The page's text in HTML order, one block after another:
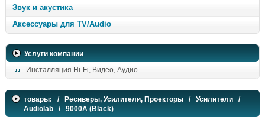
Звук и акустика
Аксессуары для TV/Audio
Услуги компании
Инсталляция Hi-Fi, Видео, Аудио
товары: / Ресиверы, Усилители, Проекторы / Усилители /
Audiolab / 9000A (Black)